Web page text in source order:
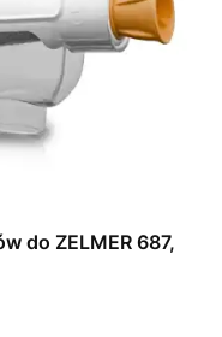
do ZELMER 687,